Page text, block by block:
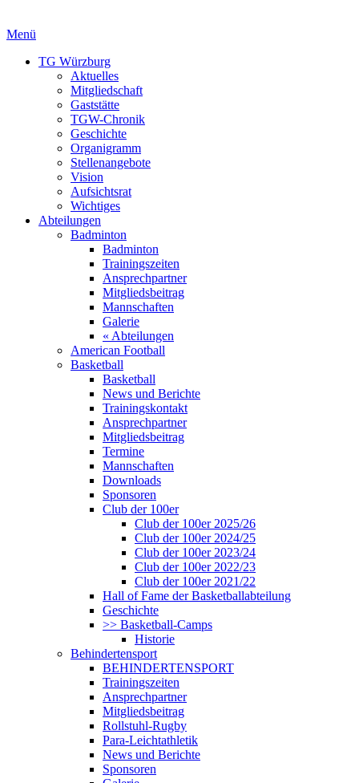
Menü
TG Würzburg
Aktuelles
Mitgliedschaft
Gaststätte
TGW-Chronik
Geschichte
Organigramm
Stellenangebote
Vision
Aufsichtsrat
Wichtiges
Abteilungen
Badminton
Badminton
Trainingszeiten
Ansprechpartner
Mitgliedsbeitrag
Mannschaften
Galerie
« Abteilungen
American Football
Basketball
Basketball
News und Berichte
Trainingskontakt
Ansprechpartner
Mitgliedsbeitrag
Termine
Mannschaften
Downloads
Sponsoren
Club der 100er
Club der 100er 2025/26
Club der 100er 2024/25
Club der 100er 2023/24
Club der 100er 2022/23
Club der 100er 2021/22
Hall of Fame der Basketballabteilung
Geschichte
>> Basketball-Camps
Historie
Behindertensport
BEHINDERTENSPORT
Trainingszeiten
Ansprechpartner
Mitgliedsbeitrag
Rollstuhl-Rugby
Para-Leichtathletik
News und Berichte
Sponsoren